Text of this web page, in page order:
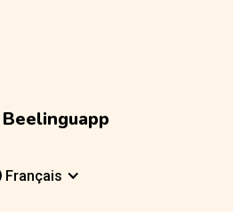
Beelinguapp
Français